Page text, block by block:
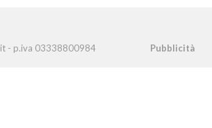
- p.iva 03338800984 Pubblicità